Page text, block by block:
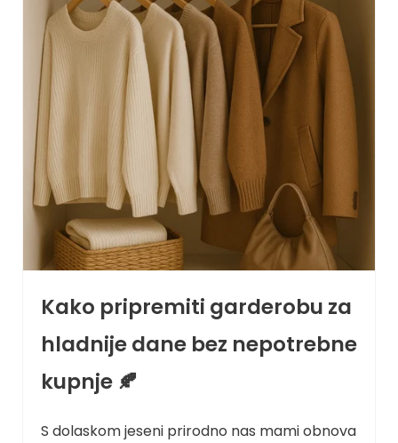
Kako pripremiti garderobu za
hladnije dane bez nepotrebne
kupnje 🍂
S dolaskom jeseni prirodno nas mami obnova